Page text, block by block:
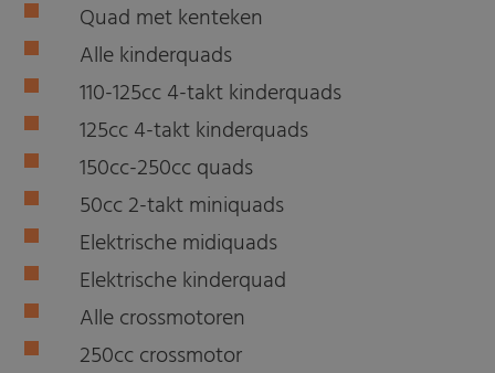
Quad met kenteken
Alle kinderquads
110-125cc 4-takt kinderquads
125cc 4-takt kinderquads
150cc-250cc quads
50cc 2-takt miniquads
Elektrische midiquads
Elektrische kinderquad
Alle crossmotoren
250cc crossmotor